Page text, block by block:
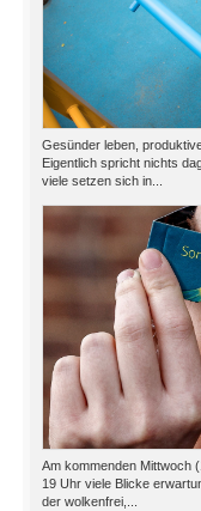
Gesünder leben,
Eigentlich spricht nichts
viele setzen sich in...
Am kommenden Mittwoch
19 Uhr viele Blicke
der wolkenfrei,...